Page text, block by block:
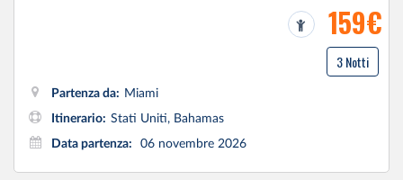
159€
3 Notti
Partenza da: Miami
Itinerario: Stati Uniti, Bahamas
Data partenza:
06 novembre 2026